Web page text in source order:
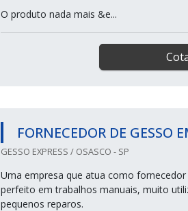
O produto nada mais &e...
FORNECEDOR DE GESSO
GESSO EXPRESS / OSASCO - SP
Uma empresa que atua como
perfeito em trabalhos manuais, muito
pequenos reparos.